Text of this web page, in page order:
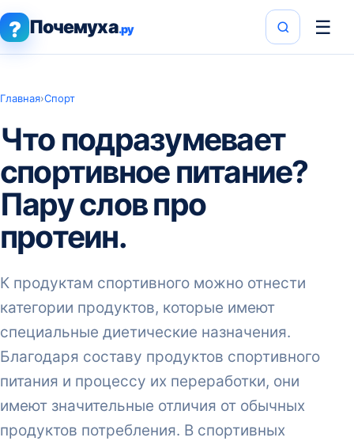
? Почемуха.ру ☰
Главная›Спорт
Что подразумевает
спортивное питание?
Пару слов про
протеин.
К продуктам спортивного можно отнести
категории продуктов, которые имеют
специальные диетические назначения.
Благодаря составу продуктов спортивного
питания и процессу их переработки, они
имеют значительные отличия от обычных
продуктов потребления. В спортивных